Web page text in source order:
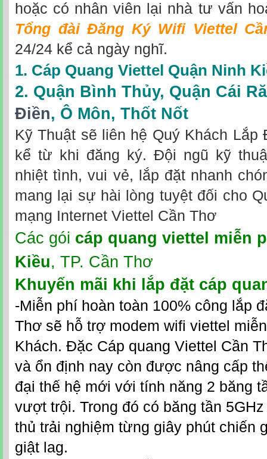
hoặc có nhân viên lại nhà tư vấn
Tổng đài Đăng Ký Wifi Viettel
24/24 kể cả ngày nghĩ.
1. Cáp Quang Viettel Quận Ninh
2. Quận Bình Thủy, Quận Cái
Điền, Ô Môn, Thốt Nốt
Kỹ Thuật sẽ liên hệ Quý Khách Lắp
kể từ khi đăng ký. Đội ngũ kỹ
nhiệt tình, vui vẻ, lắp đặt nhanh
mang lại sự hài lòng tuyệt đối cho
mạng Internet Viettel Cần Thơ
Các gói cáp quang viettel miễn
Kiều, TP. Cần Thơ
Khuyến mãi khi lắp đặt cáp
-Miễn phí hoàn toàn 100% công lắp
Thơ sẽ hỗ trợ modem wifi viettel
Khách. Đặc Cáp quang Viettel Cần
và ổn định nay còn được nâng cấp
đại thế hệ mới với tính năng 2 băng
vượt trội. Trong đó có băng tần
thủ trải nghiệm từng giây phút chiến
giật lag.